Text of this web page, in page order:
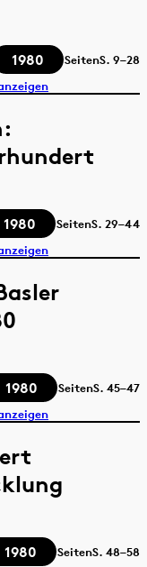
1980 SeitenS. 9–28
1980 SeitenS. 29–44
1980 SeitenS. 45–47
1980 SeitenS. 48–58